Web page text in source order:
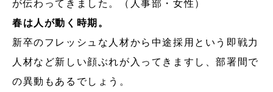
が伝わってきました。（人事部・女性）
春は人が動く時期。
新卒のフレッシュな人材から中途採用という即戦力
人材など新しい顔ぶれが入ってきますし、部署間で
の異動もあるでしょう。